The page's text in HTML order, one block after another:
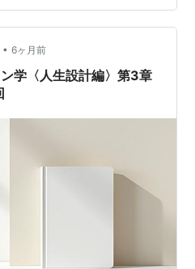
？ 今日は、 新しい挑戦がう
と”だというお話と、 成長の
いい理由について、 お話し
挑戦は、赤ちゃんのハイハイ
• 6ヶ月前
学〈人生設計編〉第3章